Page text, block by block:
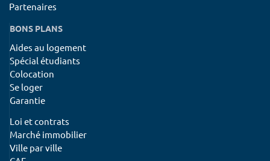
Partenaires
BONS PLANS
Aides au logement
Spécial étudiants
Colocation
Se loger
Garantie
Loi et contrats
Marché immobilier
Ville par ville